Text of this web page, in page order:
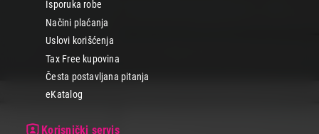
Isporuka robe
Načini plaćanja
Uslovi korišćenja
Tax Free kupovina
Česta postavljana pitanja
eKatalog
Korisnički servis